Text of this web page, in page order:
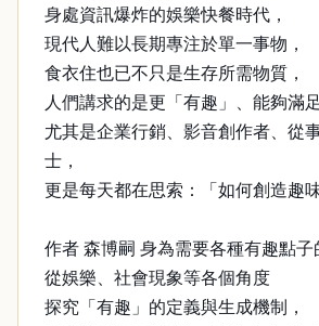
身處資訊爆炸的娛樂快餐時代，
現代人難以長期專注於單一事物，
食衣住也已不只是生存所需物質，
人們講求的是更「有趣」、能夠滿
尤其是企業行銷、影音創作者、從
士，
更是每天都在思索：「如何創造趣味
作者 森博嗣 身為需要各種有趣點子
從娛樂、社會現象等各個角度
探究「有趣」的定義與生成機制，